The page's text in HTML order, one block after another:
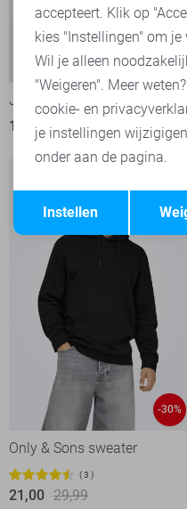
-50%
Jack & Jones sweater
15,00 29,99
-30%
Only & Sons sweater
3
21,00 29,99
Terug
accepteert. Klik op
kies "Instellingen" om
Wil je alleen
"Weigeren". Meer
cookie- en
je instellingen
onder aan de pagina.
Instellen